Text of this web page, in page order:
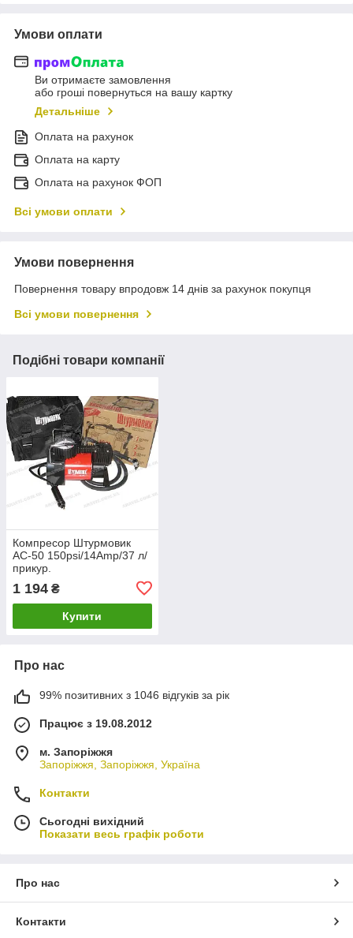
Умови оплати
Ви отримаєте замовлення
або гроші повернуться на вашу картку
Детальніше
Оплата на рахунок
Оплата на карту
Оплата на рахунок ФОП
Всі умови оплати
Умови повернення
Повернення товару впродовж 14 днів за рахунок покупця
Всі умови повернення
Подібні товари компанії
Компресор Штурмовик
AC-50 150psi/14Amp/37 л/
прикур.
1 194 ₴
Купити
Про нас
99% позитивних з 1046 відгуків за рік
Працює з 19.08.2012
м. Запоріжжя
Запоріжжя, Запоріжжя, Україна
Контакти
Сьогодні вихідний
Показати весь графік роботи
Про нас
Контакти